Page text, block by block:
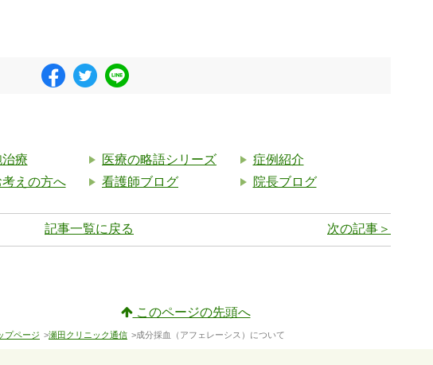
療 医療の略語シリーズ
症例紹介
えの方へ 看護師ブログ 院長ブログ
記事一覧に戻る 次の記事＞
このページの先頭へ
プページ >瀬田クリニック通信 >成分採血（アフェレーシス）について